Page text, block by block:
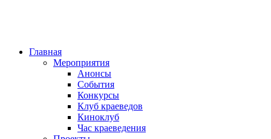
Главная
Мероприятия
Анонсы
События
Конкурсы
Клуб краеведов
Киноклуб
Час краеведения